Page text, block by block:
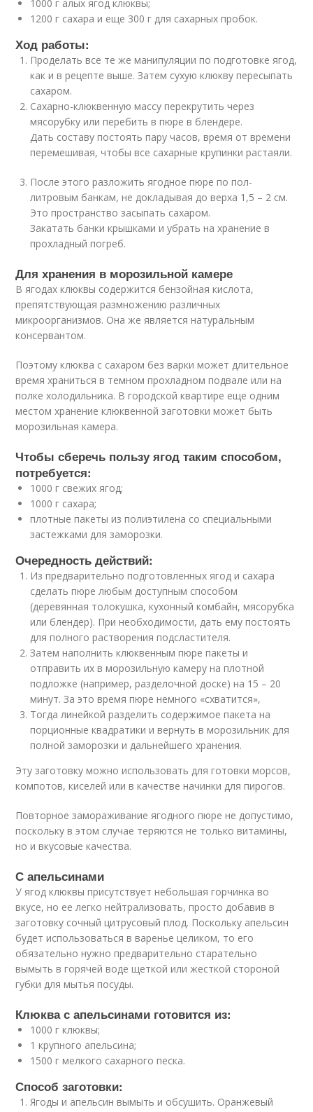
1000 г алых ягод клюквы;
1200 г сахара и еще 300 г для сахарных пробок.
Ход работы:
Проделать все те же манипуляции по подготовке ягод,
как и в рецепте выше. Затем сухую клюкву пересыпать
сахаром.
Сахарно-клюквенную массу перекрутить через
мясорубку или перебить в пюре в блендере.
Дать составу постоять пару часов, время от времени
перемешивая, чтобы все сахарные крупинки растаяли.
После этого разложить ягодное пюре по пол-
литровым банкам, не докладывая до верха 1,5 – 2 см.
Это пространство засыпать сахаром.
Закатать банки крышками и убрать на хранение в
прохладный погреб.
Для хранения в морозильной камере
В ягодах клюквы содержится бензойная кислота,
препятствующая размножению различных
микроорганизмов. Она же является натуральным
консервантом.
Поэтому клюква с сахаром без варки может длительное
время храниться в темном прохладном подвале или на
полке холодильника. В городской квартире еще одним
местом хранение клюквенной заготовки может быть
морозильная камера.
Чтобы сберечь пользу ягод таким способом,
потребуется:
1000 г свежих ягод;
1000 г сахара;
плотные пакеты из полиэтилена со специальными
застежками для заморозки.
Очередность действий:
Из предварительно подготовленных ягод и сахара
сделать пюре любым доступным способом
(деревянная толокушка, кухонный комбайн, мясорубка
или блендер). При необходимости, дать ему постоять
для полного растворения подсластителя.
Затем наполнить клюквенным пюре пакеты и
отправить их в морозильную камеру на плотной
подложке (например, разделочной доске) на 15 – 20
минут. За это время пюре немного «схватится»,
Тогда линейкой разделить содержимое пакета на
порционные квадратики и вернуть в морозильник для
полной заморозки и дальнейшего хранения.
Эту заготовку можно использовать для готовки морсов,
компотов, киселей или в качестве начинки для пирогов.
Повторное замораживание ягодного пюре не допустимо,
поскольку в этом случае теряются не только витамины,
но и вкусовые качества.
С апельсинами
У ягод клюквы присутствует небольшая горчинка во
вкусе, но ее легко нейтрализовать, просто добавив в
заготовку сочный цитрусовый плод. Поскольку апельсин
будет использоваться в варенье целиком, то его
обязательно нужно предварительно старательно
вымыть в горячей воде щеткой или жесткой стороной
губки для мытья посуды.
Клюква с апельсинами готовится из:
1000 г клюквы;
1 крупного апельсина;
1500 г мелкого сахарного песка.
Способ заготовки:
Ягоды и апельсин вымыть и обсушить. Оранжевый